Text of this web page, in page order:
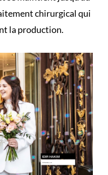
chirurgical qui
la production.